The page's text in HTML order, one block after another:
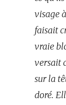
visage
faisait
vraie
versait
sur la
doré.